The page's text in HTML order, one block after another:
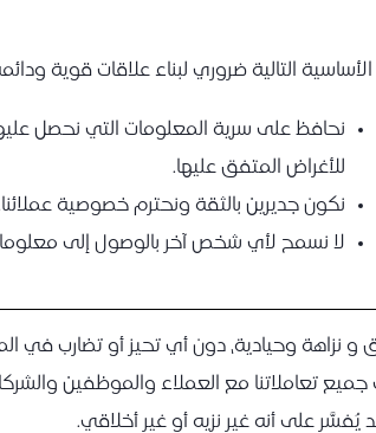
التالية ضروري لبناء علاقات قوية
نحافظ على سرية المعلومات التي نحصل
للأغراض المتفق عليها.
نكون جديرين بالثقة ونحترم خصوصية
لا نسمح لأي شخص آخر بالوصول إلى
و نزاهة وحيادية، دون أي تحيز أو تضارب في
تعاملاتنا مع العملاء والموظفين
على أنه غير نزيه أو غير أخلاقي.